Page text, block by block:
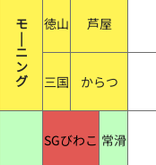
モ
|
ニ
ン
グ
徳山 芦屋
三国 からつ
SGびわこ 常滑